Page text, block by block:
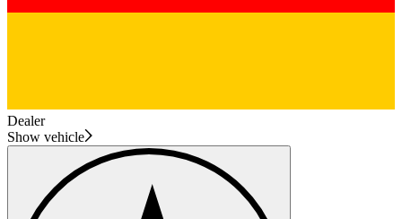
Dealer
Show vehicle